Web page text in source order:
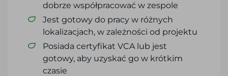
dobrze współpracować w zespole
Jest gotowy do pracy w różnych
lokalizacjach, w zależności od projektu
Posiada certyfikat VCA lub jest
gotowy, aby uzyskać go w krótkim
czasie